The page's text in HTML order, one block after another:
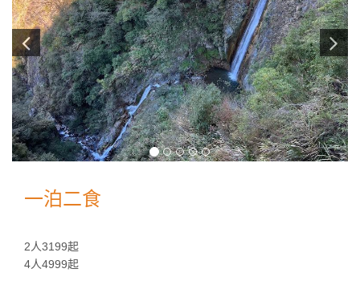
一泊二食
2人3199起
4人4999起